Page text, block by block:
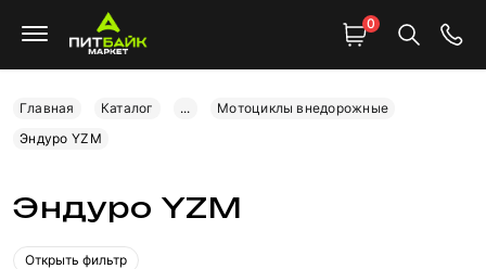
0
Главная Каталог ...
Мотоциклы внедорожные
Эндуро YZM
Эндуро YZM
Открыть фильтр